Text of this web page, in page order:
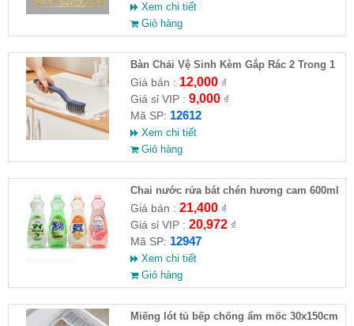
Xem chi tiết
Giỏ hàng
Bàn Chải Vệ Sinh Kèm Gắp Rác 2 Trong 1
Đa Năng
Giá bán : 12,000₫
Giá sỉ VIP : 9,000₫
Mã SP: 12612
Xem chi tiết
Giỏ hàng
Chai nước rửa bát chén hương cam 600ml
Rocket hàng Nhật
Giá bán : 21,400₫
Giá sỉ VIP : 20,972₫
Mã SP: 12947
Xem chi tiết
Giỏ hàng
Miếng lót tủ bếp chống ẩm mốc 30x150cm